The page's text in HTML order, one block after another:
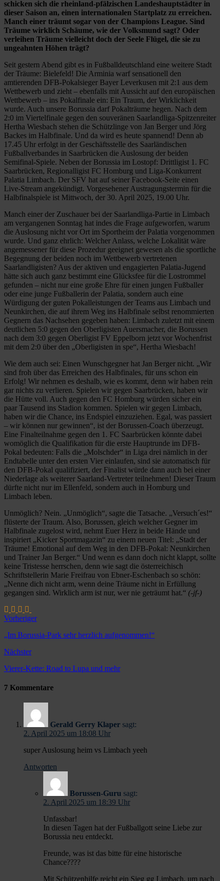
schicken sich die rheinland-pfälzischen Landeshauptstädter in
dieser Saison an, einen internationalen Startplatz zu erreichen.
Manch einer träumt sogar von der Champions League. Sind
Träume wirklich Schäume, wie der Volksmund sagt? Oder
verleihen Träume vielleicht doch der Seele Flügel, die sie zu
ungeahnten Höhen trägt?
Seit gestern Abend gibt es in Fußballdeutschland eine weitere Stadt
der Träume: Bielefeld! Die Arminia warf sensationell den
amtierenden DFB-Pokalsieger Bayer Leverkusen mit 2:1 aus dem
Wettbewerb und zieht – ebenfalls mit Aussicht auf den europäischen
Wettbewerb – ins Pokalfinale ein: Ein Traum, der Wirklichkeit
wurde. Auch unsere Borussia darf Pokalträume hegen. Nach dem
2:0 im Viertelfinale gegen den souveränen Saarlandliga-Spitzenreiter
Hertha Wiesbach stehen die Schützlinge von Jan Berger und Jörg
Backes im Halbfinale. Und da wird es heute spannend! Denn ab
17.45 Uhr erfolgt in der Geschäftsstelle des Saarländischen
Fußballverbandes in Saarbrücken die Auslosung der beiden
Semifinal-Spiele. Neben der Borussia im Lostopf: Drittligist 1. FC
Saarbrücken, Regionalligist FC Homburg und Liga-Konkurrent
Palatia Limbach. Der SFV hat auf seiner Facebook-Seite einen
Live-Stream angekündigt. Vorgesehener Austragungstermin für die
Halbfinalspiele ist Mittwoch, der 30. April 2025, 19.00 Uhr.
Manch einer der Zuschauer bei der Saarlandliga-Partie in Limbach
am vergangenen Sonntag hat indes die Frage aufgeworfen, warum
die Auslosung nicht vor Ort im Sportheim der Palatia vorgenommen
wurde. Und ganz ehrlich: Welcher Anlass, welche Lokalität wäre
angemessener für diese Prozedur geeignet gewesen als die sportliche
Begegnung der beiden noch im Wettbewerb vertretenen
Saarlandligisten? Aus der aktiven und engagierten Palatia-Jugend
hätte sich auch ganz bestimmt eine Glücksfee für die Lostrommel
gefunden – nicht nur eine große Ehre für einen jungen Fußballer
oder eine junge Fußballerin der Palatia, sondern auch eine
Würdigung der guten Pokalleistungen der Teams aus Limbach und
Neunkirchen, die auf ihrem Weg ins Halbfinale selbst renommierten
Gegnern das Nachsehen gegeben haben: Limbach zuletzt mit einem
deutlichen 5:0 gegen den Oberligisten Auersmacher, die Borussen
nach dem 3:0 gegen Oberligist FV Eppelborn jetzt vor Wochenfrist
mit dem 2:0 über den „Oberligisten in spe“, Hertha Wiesbach!
Wie dem auch sei: Einen Wunschgegner hat Jan Berger nicht. „Wir
sind froh über das Erreichen des Halbfinales, für uns schon ein
Erfolg! Wir nehmen es deshalb, wie es kommt, denn wir haben rein
gar nichts zu verlieren. Spielen wir gegen Saarbrücken, haben wir
die Hütte voll. Auch gegen den FC Homburg würden sicher ein
paar Tausend ins Stadion kommen. Spielen wir gegen Limbach,
haben wir die Chance, ins Endspiel einzuziehen. Egal, was passiert
– wir können nur gewinnen“, ist der Borussen-Coach überzeugt.
Eine Finalteilnahme gegen den 1. FC Saarbrücken könnte dabei
womöglich die Qualifikation für die erste Hauptrunde im DFB-
Pokal bedeuten: Falls die „Molschder“ in Liga drei nämlich in der
Endtabelle unter den ersten Vier einlaufen, sind sie automatisch für
den DFB-Pokal qualifiziert, der Finalist würde dann auch bei einer
Niederlage als weiterer Saarland-Vertreter teilnehmen! Dieser Traum
dürfte nicht nur im Ellenfeld, sondern auch in Homburg und
Limbach leben.
Unmöglich? Nein. „Unmöglich“, sagte die Tatsache. „Versuch´es!“
flüsterte der Traum. Also, Borussen, gleich welcher Gegner im
Halbfinale zugelost wird, nehmt Euer Herz in beide Hände und
inspiriert „Kicker Sportmagazin“ zu einem neuen Titel: „Stadt der
Träume! Emotional auf dem Weg in den DFB-Pokal: Neunkirchen
und Trainer Jan Berger.“ Und wenn es dann doch nicht klappt, sollte
keine Tristesse herrschen, denn wie sagt die österreichisch
Schriftstellerin Marie Freifrau von Ebner-Eschenbach so schön:
„Nenne dich nicht arm, wenn deine Träume nicht in Erfüllung
gegangen sind. Wirklich arm ist nur, wer nie geträumt hat.“ (-jf-)
Vorheriger
„Im Borussia-Park sehr herzlich aufgenommen!“
Nächster
Vierer-Kette: Road to Lupa und mehr
7 Kommentare
Gerald Gerry Klaper sagt:
2. April 2025 um 18:08 Uhr
super Auslosung heim vs Limbach yeeh
Antworten
Borussen-Guru sagt:
2. April 2025 um 18:39 Uhr
Unfassbar!
In diesen Tagen hat der Fußballgott seine Liebe zur
Borussia neu entdeckt.
Freunde, was ist das bitte für eine historische
Chance????
Mit Schützenhilfe reicht ein Sieg gg Limbach, um nach